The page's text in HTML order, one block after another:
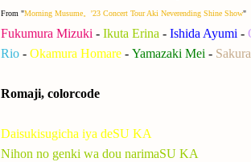
From "Morning Musume。'23 Concert Tour Aki Neverending Shine Show"
Fukumura Mizuki - Ikuta Erina - Ishida Ayumi -
Rio - Okamura Homare - Yamazaki Mei -
Romaji, colorcode
Daisukisugicha iya deSU KA
Nihon no genki wa dou narimaSU KA